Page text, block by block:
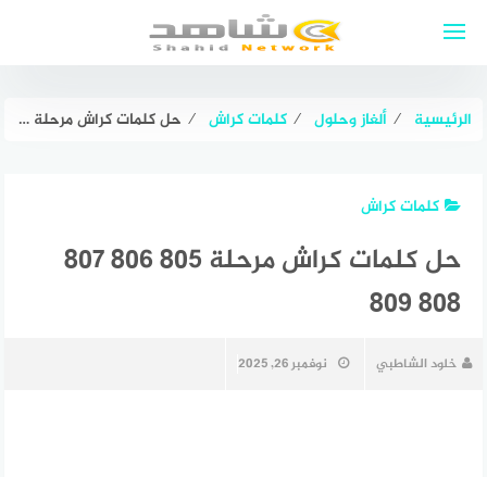
الرئيسية ⁄ ألغاز وحلول ⁄ كلمات كراش ⁄ حل كلمات كراش مرحلة ٨٠٥ ٨٠٦ ٨٠٧ ٨٠٨ ٨٠٩
كلمات كراش
حل كلمات كراش مرحلة ٨٠٥ ٨٠٦ ٨٠٧
٨٠٨ ٨٠٩
خلود الشاطبي نوفمبر 26, 2025